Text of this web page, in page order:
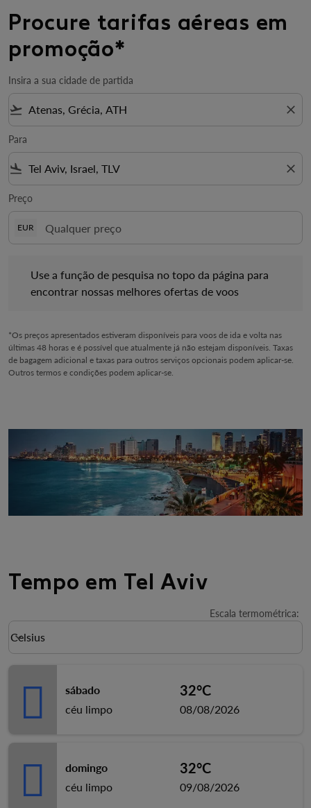
Procure tarifas aéreas em
promoção*
Insira a sua cidade de partida
flight_takeoff close
Para
flight_land close
Preço
EUR
Use a função de pesquisa no topo da página para
encontrar nossas melhores ofertas de voos
*Os preços apresentados estiveram disponíveis para voos de ida e volta nas
últimas 48 horas e é possível que atualmente já não estejam disponíveis. Taxas
de bagagem adicional e taxas para outros serviços opcionais podem aplicar-se.
Outros termos e condições podem aplicar-se.
Tempo em Tel Aviv
Escala termométrica:
Weather unit option Celsius Selected
Celsius
keyboard_arrow_down
sábado
céu limpo
32°C
08/08/2026
domingo
céu limpo
32°C
09/08/2026